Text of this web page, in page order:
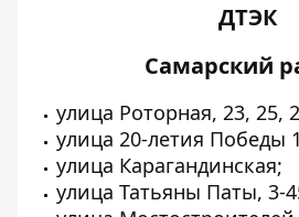
ДТЭК
Самарский
улица Роторная, 23, 25,
улица 20-летия Победы
улица Карагандинская;
улица Татьяны Паты, 3-